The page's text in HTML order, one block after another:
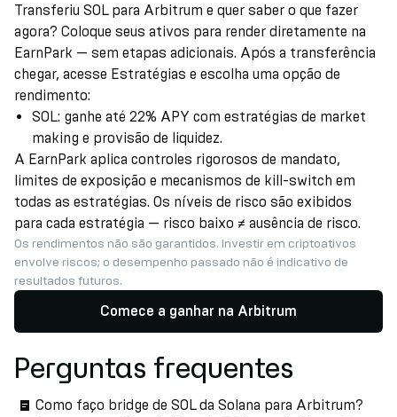
Transferiu SOL para Arbitrum e quer saber o que fazer
agora? Coloque seus ativos para render diretamente na
EarnPark — sem etapas adicionais. Após a transferência
chegar, acesse Estratégias e escolha uma opção de
rendimento:
SOL: ganhe até 22% APY com estratégias de market
making e provisão de liquidez.
A EarnPark aplica controles rigorosos de mandato,
limites de exposição e mecanismos de kill-switch em
todas as estratégias. Os níveis de risco são exibidos
para cada estratégia — risco baixo ≠ ausência de risco.
Os rendimentos não são garantidos. Investir em criptoativos
envolve riscos; o desempenho passado não é indicativo de
resultados futuros.
Comece a ganhar na Arbitrum
Perguntas frequentes
Como faço bridge de SOL da Solana para Arbitrum?